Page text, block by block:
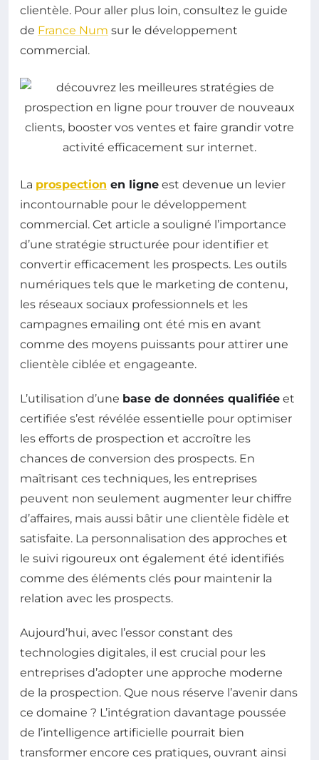
clientèle. Pour aller plus loin, consultez le guide
de France Num sur le développement
commercial.
La prospection en ligne est devenue un levier
incontournable pour le développement
commercial. Cet article a souligné l’importance
d’une stratégie structurée pour identifier et
convertir efficacement les prospects. Les outils
numériques tels que le marketing de contenu,
les réseaux sociaux professionnels et les
campagnes emailing ont été mis en avant
comme des moyens puissants pour attirer une
clientèle ciblée et engageante.
L’utilisation d’une base de données qualifiée et
certifiée s’est révélée essentielle pour optimiser
les efforts de prospection et accroître les
chances de conversion des prospects. En
maîtrisant ces techniques, les entreprises
peuvent non seulement augmenter leur chiffre
d’affaires, mais aussi bâtir une clientèle fidèle et
satisfaite. La personnalisation des approches et
le suivi rigoureux ont également été identifiés
comme des éléments clés pour maintenir la
relation avec les prospects.
Aujourd’hui, avec l’essor constant des
technologies digitales, il est crucial pour les
entreprises d’adopter une approche moderne
de la prospection. Que nous réserve l’avenir dans
ce domaine ? L’intégration davantage poussée
de l’intelligence artificielle pourrait bien
transformer encore ces pratiques, ouvrant ainsi